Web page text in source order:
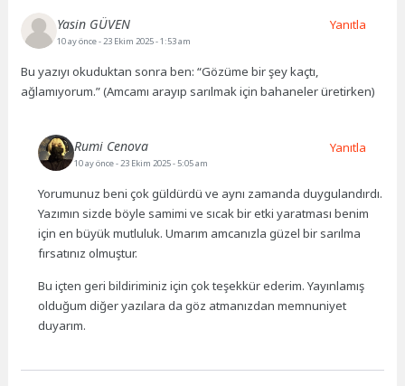
Yasin GÜVEN
10 ay önce- 23 Ekim 2025 - 1:53 am
Bu yazıyı okuduktan sonra ben: “Gözüme bir şey kaçtı,
ağlamıyorum.” (Amcamı arayıp sarılmak için bahaneler üretirken)
Yanıtla
Rumi Cenova
10 ay önce- 23 Ekim 2025 - 5:05 am
Yorumunuz beni çok güldürdü ve aynı zamanda duygulandırdı.
Yazımın sizde böyle samimi ve sıcak bir etki yaratması benim
için en büyük mutluluk. Umarım amcanızla güzel bir sarılma
fırsatınız olmuştur.
Bu içten geri bildiriminiz için çok teşekkür ederim. Yayınlamış
olduğum diğer yazılara da göz atmanızdan memnuniyet
duyarım.
Yanıtla